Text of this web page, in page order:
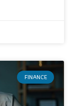
FINANCE